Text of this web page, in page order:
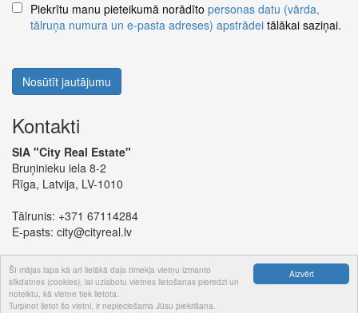
Aizvērt
Šī mājas lapa kā arī lielākā daļa tīmekļa vietņu izmanto
sīkdatnes (cookies), lai uzlabotu vietnes lietošanas pieredzi un
noteiktu, kā vietne tiek lietota.
Turpinot lietot šo vietni, ir nepieciešama Jūsu piekrišana.
Piekrītu manu pieteikumā norādīto personas datu (vārda,
tālruņa numura un e-pasta adreses) apstrādei tālākai saziņai.
Nosūtīt jautājumu
Kontakti
SIA "City Real Estate"
Bruņinieku iela 8-2
Rīga, Latvija, LV-1010
Tālrunis: +371 67114284
E-pasts: city@cityreal.lv
© 2024 SIA "City Real Estate"